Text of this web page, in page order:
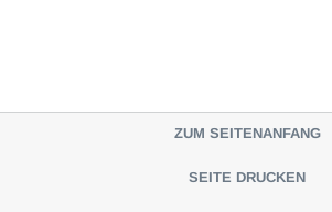
ZUM SEITENANFANG
SEITE DRUCKEN